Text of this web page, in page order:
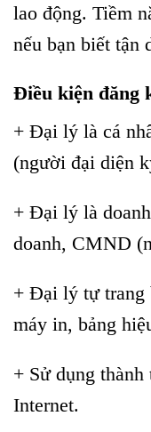
lao động. Tiềm
nếu bạn biết tận
Điều kiện đăng
+ Đại lý là cá
(người đại diện
+ Đại lý là
doanh, CMND
+ Đại lý tự trang
máy in, bảng
+ Sử dụng
Internet.